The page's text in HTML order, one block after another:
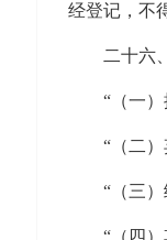
经登记，不
二十六
“（一
“（二
“（三
“（四